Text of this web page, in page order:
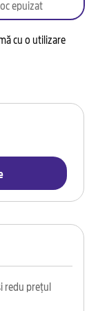
epuizat
cu o utilizare
redu prețul